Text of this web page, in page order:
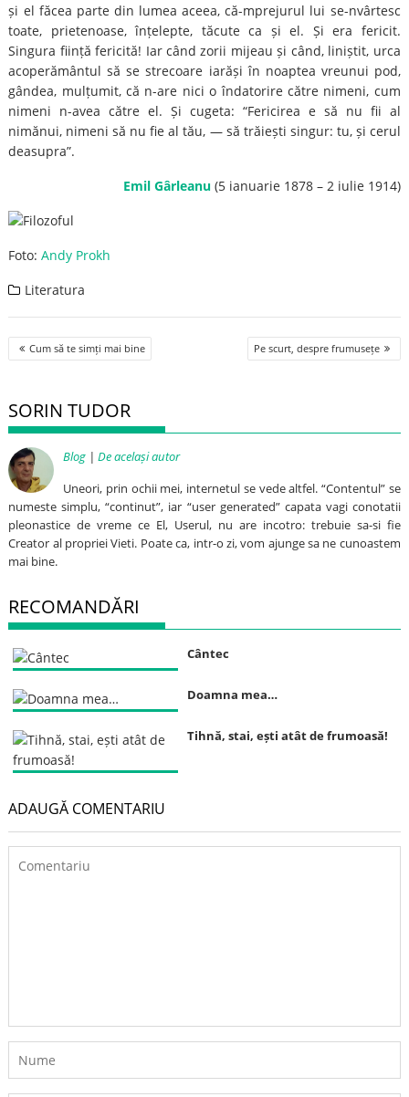
și el făcea parte din lumea aceea, că-mprejurul lui se-nvârtesc
toate, prietenoase, înțelepte, tăcute ca și el. Și era fericit.
Singura ființă fericită! Iar când zorii mijeau și când, liniștit, urca
acoperământul să se strecoare iarăși în noaptea vreunui pod,
gândea, mulțumit, că n-are nici o îndatorire către nimeni, cum
nimeni n-avea către el. Și cugeta: “Fericirea e să nu fii al
nimănui, nimeni să nu fie al tău, — să trăiești singur: tu, și cerul
deasupra”.
Emil Gârleanu(5 ianuarie 1878 – 2 iulie 1914)
Foto:Andy Prokh
Literatura
Post
navigation
Cum să te simți mai bine Pe scurt, despre frumusețe
SORIN TUDOR
Blog |De același autor
Uneori, prin ochii mei, internetul se vede altfel. “Contentul” se
numeste simplu, “continut”, iar “user generated” capata vagi conotatii
pleonastice de vreme ce El, Userul, nu are incotro: trebuie sa-si fie
Creator al propriei Vieti. Poate ca, intr-o zi, vom ajunge sa ne cunoastem
mai bine.
RECOMANDĂRI
Cântec
Doamna mea…
Tihnă, stai, ești atât de frumoasă!
ADAUGĂ COMENTARIU